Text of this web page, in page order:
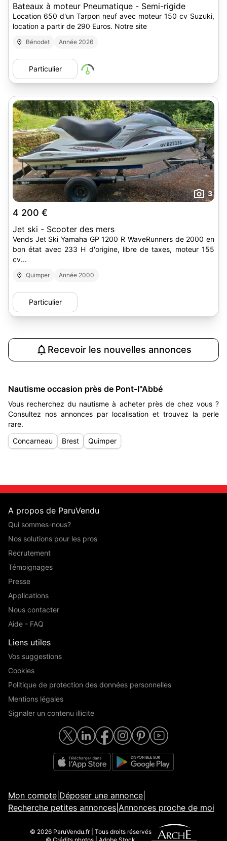
Bateaux à moteur Pneumatique - Semi-rigide
Location 650 d'un Tarpon neuf avec moteur 150 cv Suzuki,
location a partir de 290 Euros. Notre site
Bénodet Année 2026
Particulier
3
4 200 €
Jet ski - Scooter des mers
Vends Jet Ski Yamaha GP 1200 R WaveRunners de 2000 en
bon état avec 233 H d'origine, libre de taxes, moteur 155
cv...
Quimper Année 2000
Particulier
Recevoir les nouvelles annonces
Nautisme occasion près de Pont-l''Abbé
Vous recherchez du nautisme à acheter près de chez vous ?
Consultez nos annonces par localisation et trouvez la perle
rare.
Concarneau
Brest Quimper
A propos de ParuVendu
Qui sommes-nous?
Nos solutions pour les pros
Recrutement
Témoignages
Presse
Applications
Nous contacter
Aide - FAQ
Liens utiles
Vos suggestions
Cookies
Politique de protection des données personnelles
Mentions légales
Signaler un contenu illicite
Mon compte Déposer une annonce
Recherche petites annonces Annonces proche de moi
© 2026 ParuVendu.fr | Tous droits réservés